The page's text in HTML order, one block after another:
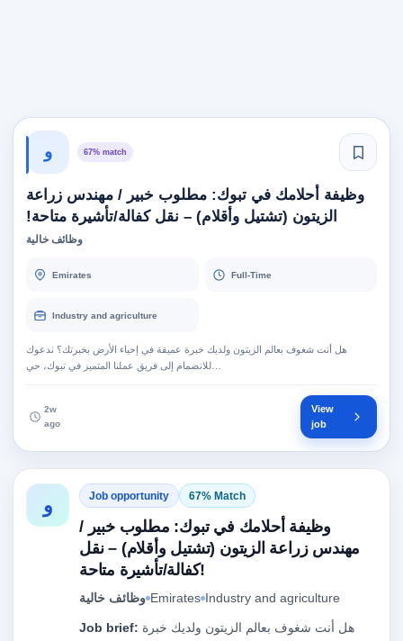
و 67% match
وظيفة أحلامك في تبوك: مطلوب خبير / مهندس زراعة
الزيتون (تشتيل وأقلام) – نقل كفالة/تأشيرة متاحة!
وظائف خالية
Emirates Full-Time
Industry and agriculture
هل أنت شغوف بعالم الزيتون ولديك خبرة عميقة في إحياء الأرض بخبرتك؟ ندعوك
2w
ago
View
job
و Job opportunity 67% Match
وظيفة أحلامك في تبوك: مطلوب خبير /
مهندس زراعة الزيتون (تشتيل وأقلام) – نقل
كفالة/تأشيرة متاحة!
وظائف خالية Emirates Industry and agriculture
Job brief: